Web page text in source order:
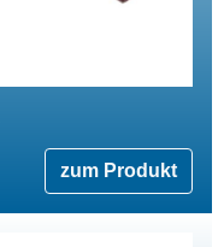
zum Produkt